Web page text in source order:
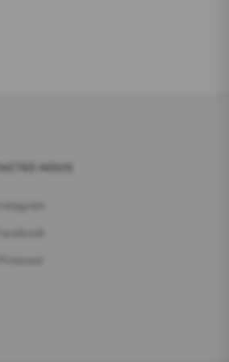
NOUS
Instagram
Facebook
Pinterest